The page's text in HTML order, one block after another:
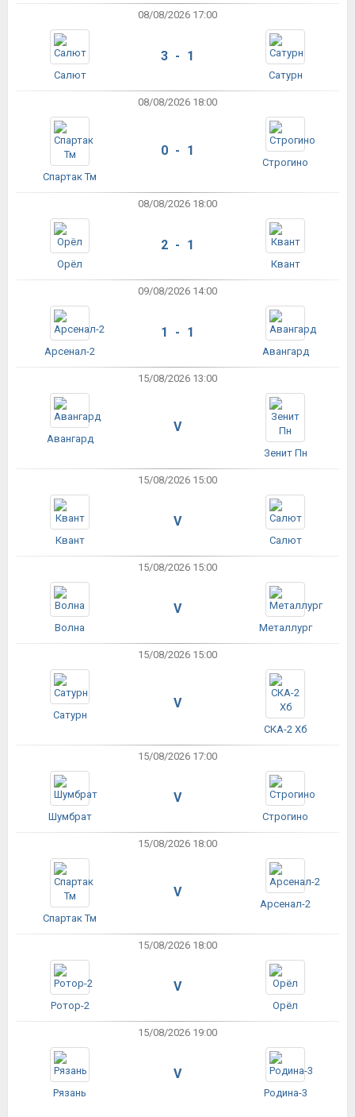
08/08/2026 17:00
Салют
3 - 1
Сатурн
08/08/2026 18:00
Спартак Тм
0 - 1
Строгино
08/08/2026 18:00
Орёл
2 - 1
Квант
09/08/2026 14:00
Арсенал-2
1 - 1
Авангард
15/08/2026 13:00
Авангард
V
Зенит Пн
15/08/2026 15:00
Квант
V
Салют
15/08/2026 15:00
Волна
V
Металлург
15/08/2026 15:00
Сатурн
V
СКА-2 Хб
15/08/2026 17:00
Шумбрат
V
Строгино
15/08/2026 18:00
Спартак Тм
V
Арсенал-2
15/08/2026 18:00
Ротор-2
V
Орёл
15/08/2026 19:00
Рязань
V
Родина-3